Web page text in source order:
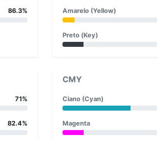
86.3% Amarelo (Yellow)
Preto (Key)
71%
82.4%
CMY
Ciano (Cyan)
Magenta